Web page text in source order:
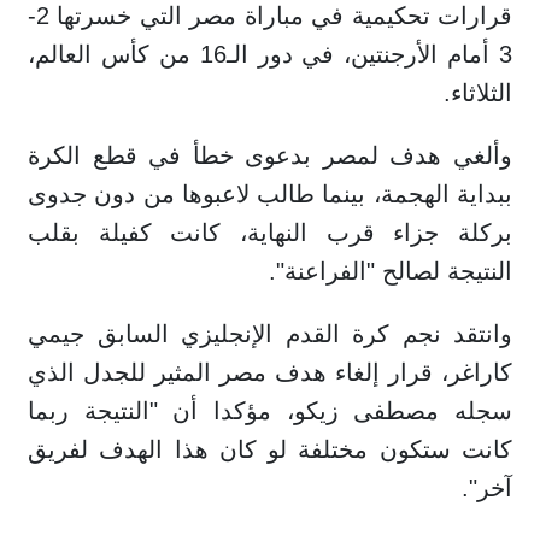
قرارات تحكيمية في مباراة مصر التي خسرتها 2-
3 أمام الأرجنتين، في دور الـ16 من كأس العالم،
الثلاثاء.
وألغي هدف لمصر بدعوى خطأ في قطع الكرة
ببداية الهجمة، بينما طالب لاعبوها من دون جدوى
بركلة جزاء قرب النهاية، كانت كفيلة بقلب
النتيجة لصالح "الفراعنة".
وانتقد نجم كرة القدم الإنجليزي السابق جيمي
كاراغر، قرار إلغاء هدف مصر المثير للجدل الذي
سجله مصطفى زيكو، مؤكدا أن "النتيجة ربما
كانت ستكون مختلفة لو كان هذا الهدف لفريق
آخر".